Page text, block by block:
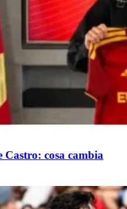
cosa cambia